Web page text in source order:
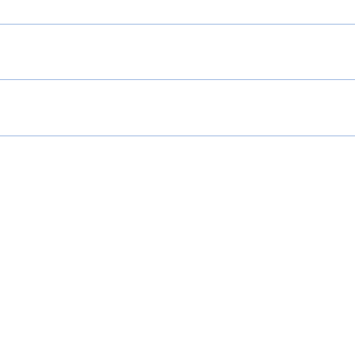
scarpe, cucine, bagni e altre aree della casa.
(etanolo), Alcool isopropilico, Profumo.
dei bambini. Utilizzare solo in ambienti ben
sulla superficie da trattare da una